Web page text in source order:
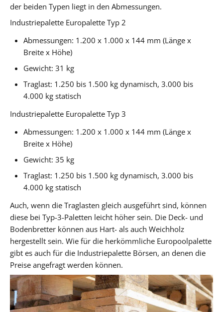
der beiden Typen liegt in den Abmessungen.
Industriepalette Europalette Typ 2
Abmessungen: 1.200 x 1.000 x 144 mm (Länge x
Breite x Höhe)
Gewicht: 31 kg
Traglast: 1.250 bis 1.500 kg dynamisch, 3.000 bis
4.000 kg statisch
Industriepalette Europalette Typ 3
Abmessungen: 1.200 x 1.000 x 144 mm (Länge x
Breite x Höhe)
Gewicht: 35 kg
Traglast: 1.250 bis 1.500 kg dynamisch, 3.000 bis
4.000 kg statisch
Auch, wenn die Traglasten gleich ausgeführt sind, können
diese bei Typ-3-Paletten leicht höher sein. Die Deck- und
Bodenbretter können aus Hart- als auch Weichholz
hergestellt sein. Wie für die herkömmliche Europoolpalette
gibt es auch für die Industriepalette Börsen, an denen die
Preise angefragt werden können.